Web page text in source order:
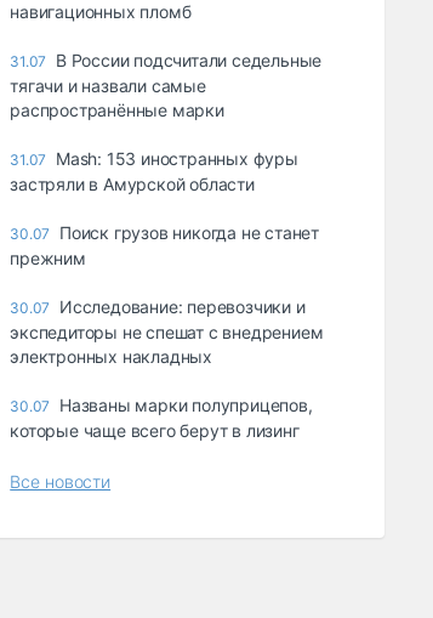
навигационных пломб
31.07
В России подсчитали седельные
тягачи и назвали самые
распространённые марки
31.07
Mash: 153 иностранных фуры
застряли в Амурской области
30.07
Поиск грузов никогда не станет
прежним
30.07
Исследование: перевозчики и
экспедиторы не спешат с внедрением
электронных накладных
30.07
Названы марки полуприцепов,
которые чаще всего берут в лизинг
Все новости